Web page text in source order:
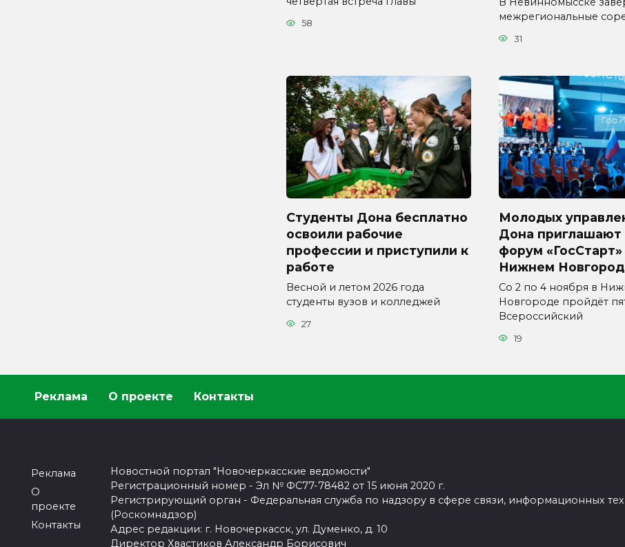
58
межрегиональные
31
Студенты Дона бесплатно
освоили рабочие
профессии и приступили к
работе
Весной и летом 2026 года
студенты вузов и колледжей
27
Молодых
Дона приглашают
форум «ГосСтарт»
Нижнем
Со 2 по 4 ноября в
Новгороде пройдёт
Всероссийский
19
Реклама О проекте Контакты
Реклама
О
проекте
Контакты
Новостной портал "Новочеркасские ведомости"
Регистрационный номер - Эл № ФС77-78482 от 15 июня 2020 г.
Регистрирующий орган - Федеральная служба по надзору в сфере связи, информационных
(Роскомнадзор)
Адрес редакции: г. Новочеркасск, ул. Думенко, д. 10
Директор Хвастиков Александр Борисович